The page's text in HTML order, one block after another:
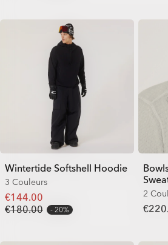
Wintertide Softshell Hoodie
3 Couleurs
€144.00
€180.00
20%
2